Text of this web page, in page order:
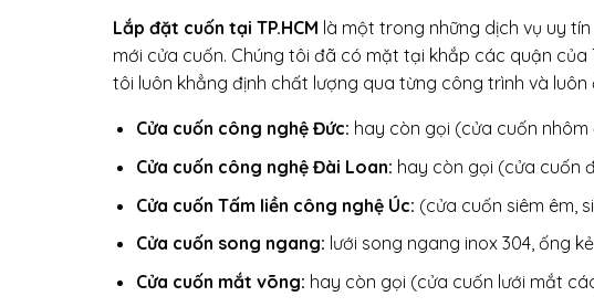
Lắp đặt cuốn tại TP.HCM là một trong những dịch vụ uy
mới cửa cuốn. Chúng tôi đã có mặt tại khắp các quận của
tôi luôn khẳng định chất lượng qua từng công trình và
Cửa cuốn công nghệ Đức: hay còn gọi (cửa cuốn
Cửa cuốn công nghệ Đài Loan: hay còn gọi (cửa cuốn
Cửa cuốn Tấm liền công nghệ Úc: (cửa cuốn siêm êm,
Cửa cuốn song ngang: lưới song ngang inox 304, ống
Cửa cuốn mắt võng: hay còn gọi (cửa cuốn lưới mắt